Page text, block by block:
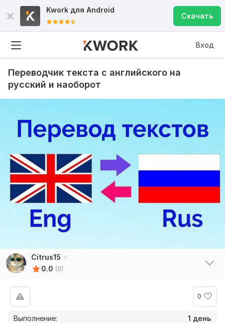
Kwork для Android
Скачать
Вход
Переводчик текста с английского на
русский и наоборот
Citrus15
0.0 (0)
0
Выполнение:
1 день